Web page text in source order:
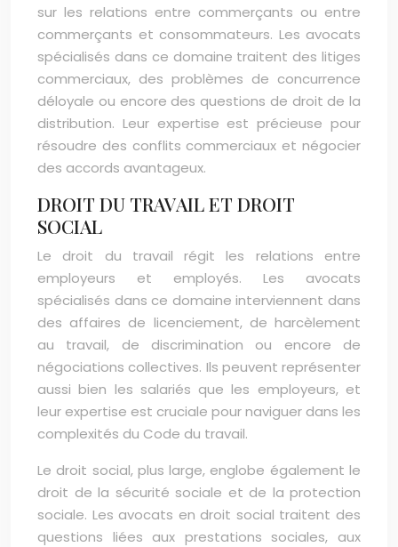
sur les relations entre commerçants ou entre
commerçants et consommateurs. Les avocats
spécialisés dans ce domaine traitent des litiges
commerciaux, des problèmes de concurrence
déloyale ou encore des questions de droit de la
distribution. Leur expertise est précieuse pour
résoudre des conflits commerciaux et négocier
des accords avantageux.
DROIT DU TRAVAIL ET DROIT
SOCIAL
Le droit du travail régit les relations entre
employeurs et employés. Les avocats
spécialisés dans ce domaine interviennent dans
des affaires de licenciement, de harcèlement
au travail, de discrimination ou encore de
négociations collectives. Ils peuvent représenter
aussi bien les salariés que les employeurs, et
leur expertise est cruciale pour naviguer dans les
complexités du Code du travail.
Le droit social, plus large, englobe également le
droit de la sécurité sociale et de la protection
sociale. Les avocats en droit social traitent des
questions liées aux prestations sociales, aux